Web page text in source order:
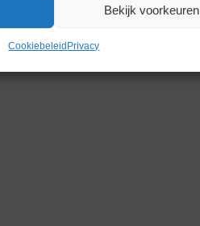
Bekijk voorkeuren
Cookiebeleid Privacy
producten